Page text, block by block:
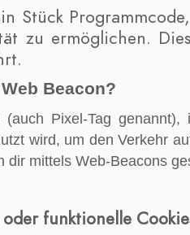
Stück
zu ermöglichen.
Beacon?
(auch Pixel-Tag
wird, um den Verkehr
dir mittels Web-Beacons
funktionelle